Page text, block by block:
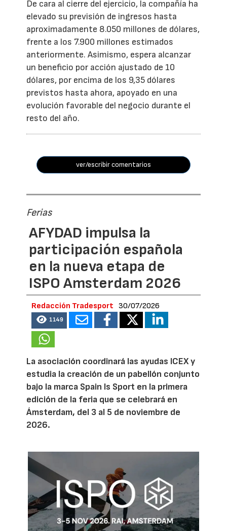
De cara al cierre del ejercicio, la compañía ha
elevado su previsión de ingresos hasta
aproximadamente 8.050 millones de dólares,
frente a los 7.900 millones estimados
anteriormente. Asimismo, espera alcanzar
un beneficio por acción ajustado de 10
dólares, por encima de los 9,35 dólares
previstos hasta ahora, apoyado en una
evolución favorable del negocio durante el
resto del año.
ver/escribir comentarios
Ferias
AFYDAD impulsa la
participación española
en la nueva etapa de
ISPO Amsterdam 2026
Redacción Tradesport 30/07/2026
1149
La asociación coordinará las ayudas ICEX y
estudia la creación de un pabellón conjunto
bajo la marca Spain Is Sport en la primera
edición de la feria que se celebrará en
Ámsterdam, del 3 al 5 de noviembre de
2026.